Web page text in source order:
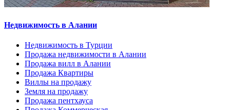
Недвижимость в Алании
Недвижимость в Турции
Продажа недвижимости в Алании
Продажа вилл в Алании
Продажа Квартиры
Виллы на продажу
Земля на продажу
Продажа пентхауса